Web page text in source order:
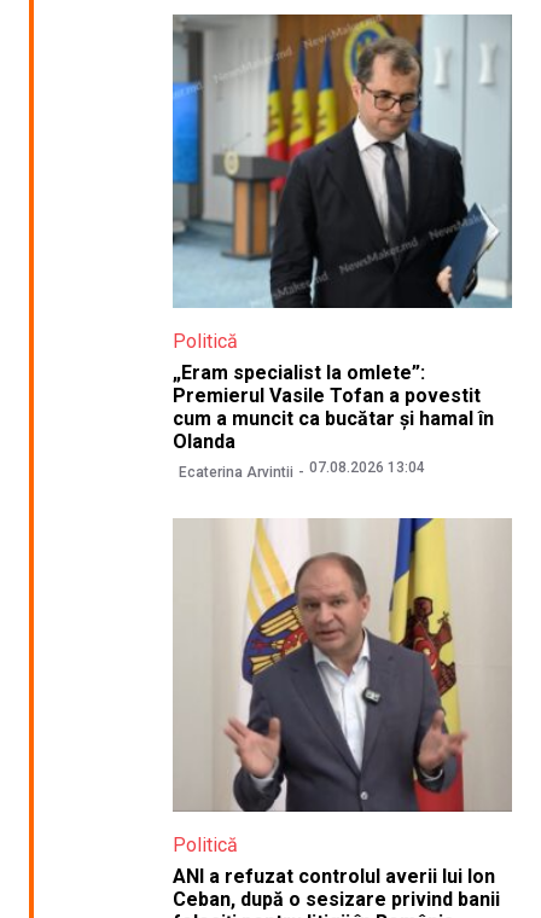
Politică
„Eram specialist la omlete”:
Premierul Vasile Tofan a povestit
cum a muncit ca bucătar și hamal în
Olanda
Ecaterina Arvintii 07.08.2026 13:04
Politică
ANI a refuzat controlul averii lui Ion
Ceban, după o sesizare privind banii